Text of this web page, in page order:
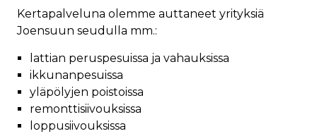
Kertapalveluna olemme auttaneet yrityksiä
Joensuun seudulla mm.:
lattian peruspesuissa ja vahauksissa
ikkunanpesuissa
yläpölyjen poistoissa
remonttisiivouksissa
loppusiivouksissa